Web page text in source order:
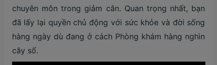
chuyên môn trong giảm cân. Quan trọng nhất, bạn
đã lấy lại quyền chủ động với sức khỏe và đời sống
hàng ngày dù đang ở cách Phòng khám hàng nghìn
cây số.